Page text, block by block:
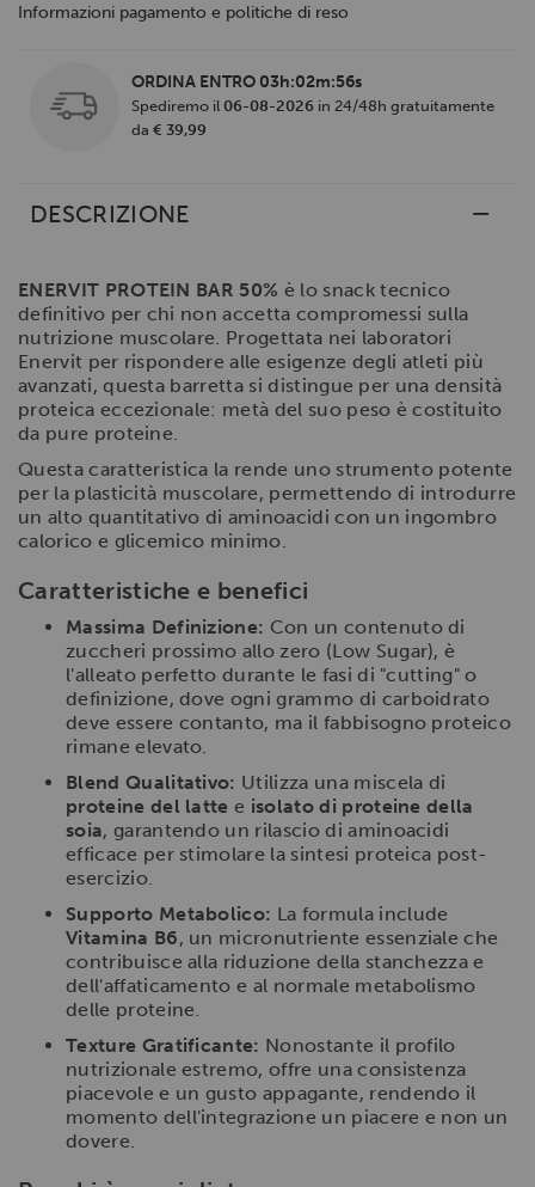
Informazioni pagamento e politiche di reso
ORDINA ENTRO 03h:02m:56s
Spediremo il 06-08-2026 in 24/48h gratuitamente
da € 39,99
DESCRIZIONE
ENERVIT PROTEIN BAR 50% è lo snack tecnico
definitivo per chi non accetta compromessi sulla
nutrizione muscolare. Progettata nei laboratori
Enervit per rispondere alle esigenze degli atleti più
avanzati, questa barretta si distingue per una densità
proteica eccezionale: metà del suo peso è costituito
da pure proteine.
Questa caratteristica la rende uno strumento potente
per la plasticità muscolare, permettendo di introdurre
un alto quantitativo di aminoacidi con un ingombro
calorico e glicemico minimo.
Caratteristiche e benefici
Massima Definizione: Con un contenuto di
zuccheri prossimo allo zero (Low Sugar), è
l'alleato perfetto durante le fasi di "cutting" o
definizione, dove ogni grammo di carboidrato
deve essere contanto, ma il fabbisogno proteico
rimane elevato.
Blend Qualitativo: Utilizza una miscela di
proteine del latte e isolato di proteine della
soia, garantendo un rilascio di aminoacidi
efficace per stimolare la sintesi proteica post-
esercizio.
Supporto Metabolico: La formula include
Vitamina B6, un micronutriente essenziale che
contribuisce alla riduzione della stanchezza e
dell'affaticamento e al normale metabolismo
delle proteine.
Texture Gratificante: Nonostante il profilo
nutrizionale estremo, offre una consistenza
piacevole e un gusto appagante, rendendo il
momento dell'integrazione un piacere e non un
dovere.